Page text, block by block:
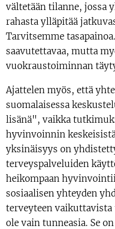
vältetään tilanne, jossa
rahasta ylläpitää
Tarvitsemme
saavutettavaa, mutta
vuokraustoiminnan
Ajattelen myös, että
suomalaisessa
lisänä", vaikka
hyvinvoinnin
yksinäisyys on
terveyspalveluiden
heikompaan
sosiaalisen yhteyden
terveyteen
ole vain tunneasia. Se